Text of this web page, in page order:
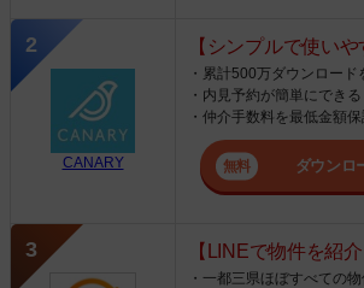
CANARY
【シンプルで使いや
・累計500万ダウンロード
・内見予約が簡単にできる
・仲介手数料を最低金額保
ダウンロ
【LINEで物件を紹
・一都三県ほぼすべての